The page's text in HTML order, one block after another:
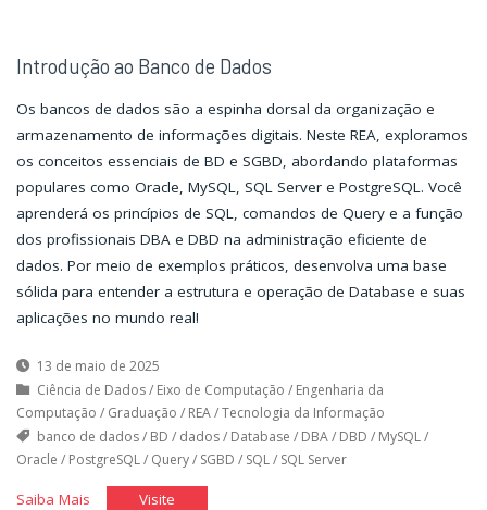
Introdução ao Banco de Dados
Os bancos de dados são a espinha dorsal da organização e
armazenamento de informações digitais. Neste REA, exploramos
os conceitos essenciais de BD e SGBD, abordando plataformas
populares como Oracle, MySQL, SQL Server e PostgreSQL. Você
aprenderá os princípios de SQL, comandos de Query e a função
dos profissionais DBA e DBD na administração eficiente de
dados. Por meio de exemplos práticos, desenvolva uma base
sólida para entender a estrutura e operação de Database e suas
aplicações no mundo real!
13 de maio de 2025
Ciência de Dados/ Eixo de Computação / Engenharia da
Computação / Graduação / REA/Tecnologia da Informação
banco de dados/ BD / dados/ Database / DBA/ DBD / MySQL/
Oracle / PostgreSQL/ Query/ SGBD / SQL/ SQL Server
Saiba Mais"Introdução
Visite"Introdução